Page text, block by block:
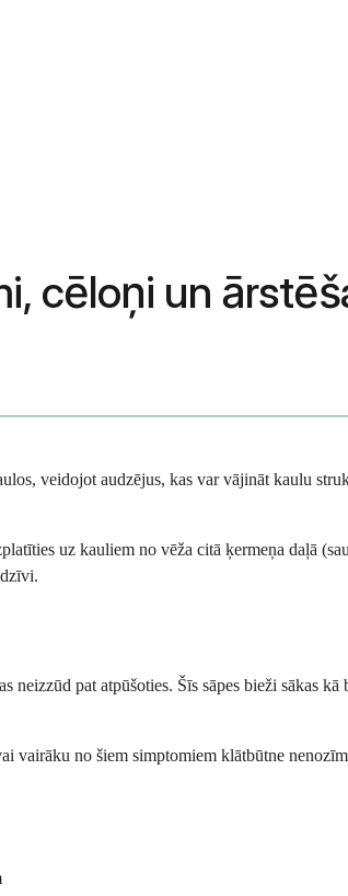
cēloņi un
veidojot audzējus, kas var vājināt kaulu
uz kauliem no vēža citā ķermeņa daļā
neizzūd pat atpūšoties. Šīs sāpes bieži sākas
vairāku no šiem simptomiem klātbūtne